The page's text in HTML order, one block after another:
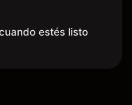
estés listo